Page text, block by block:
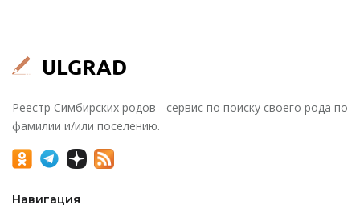
Реестр Симбирских родов - сервис по поиску своего рода по
фамилии и/или поселению.
Навигация